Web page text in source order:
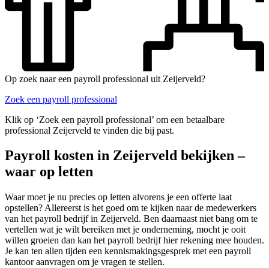
Op zoek naar een payroll professional uit Zeijerveld?
Zoek een payroll professional
Klik op ‘Zoek een payroll professional’ om een betaalbare
professional Zeijerveld te vinden die bij past.
Payroll kosten in Zeijerveld bekijken –
waar op letten
Waar moet je nu precies op letten alvorens je een offerte laat
opstellen? Allereerst is het goed om te kijken naar de medewerkers
van het payroll bedrijf in Zeijerveld. Ben daarnaast niet bang om te
vertellen wat je wilt bereiken met je onderneming, mocht je ooit
willen groeien dan kan het payroll bedrijf hier rekening mee houden.
Je kan ten allen tijden een kennismakingsgesprek met een payroll
kantoor aanvragen om je vragen te stellen.